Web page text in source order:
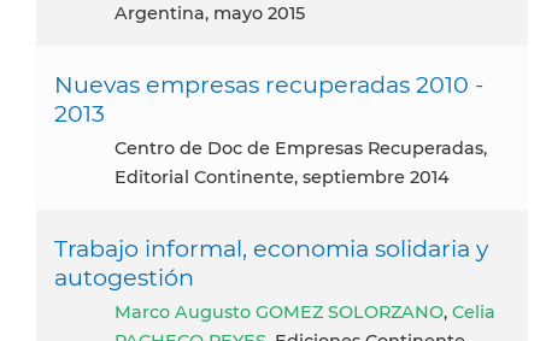
Argentina, mayo 2015
Nuevas empresas recuperadas 2010 -
2013
Centro de Doc de Empresas Recuperadas,
Editorial Continente, septiembre 2014
Trabajo informal, economia solidaria y
autogestión
Marco Augusto GOMEZ SOLORZANO, Celia